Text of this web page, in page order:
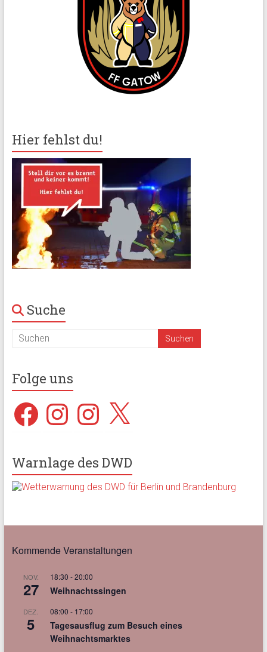
Hier fehlst du!
Suche
Folge uns
FacebookInstagramInstagram
X
Warnlage des DWD
Kommende Veranstaltungen
NOV.
27
18:30 -20:00
Weihnachtssingen
DEZ.
5
08:00 - 17:00
Tagesausflug zum Besuch eines
Weihnachtsmarktes